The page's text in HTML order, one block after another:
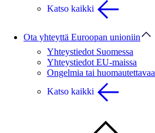
Katso kaikki
Ota yhteyttä Euroopan unioniin
Yhteystiedot Suomessa
Yhteystiedot EU-maissa
Ongelmia tai huomautettavaa
Katso kaikki